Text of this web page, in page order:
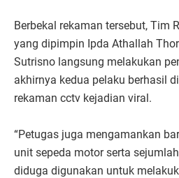
Berbekal rekaman tersebut, Tim
yang dipimpin Ipda Athallah
Sutrisno langsung melakukan
akhirnya kedua pelaku berhasil
rekaman cctv kejadian viral.
“Petugas juga mengamankan
unit sepeda motor serta
diduga digunakan untuk